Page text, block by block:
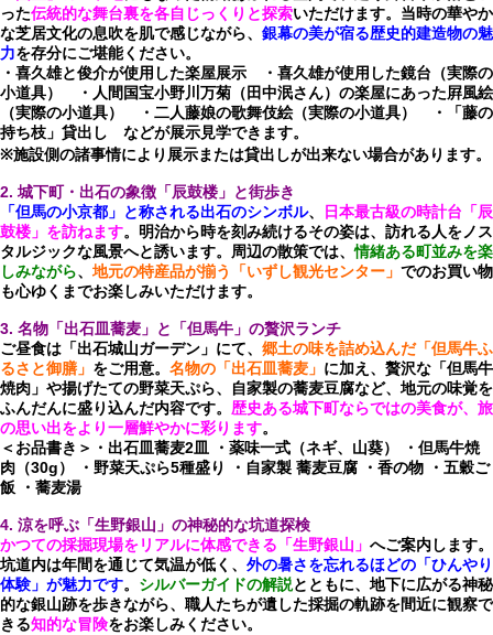
った伝統的な舞台裏を各自じっくりと探索いただけます。当時の華やか
な芝居文化の息吹を肌で感じながら、 銀幕の美が宿る歴史的建造物の魅
力を存分にご堪能ください。
・喜久雄と俊介が使用した楽屋展示 ・喜久雄が使用した鏡台（実際の
小道具） ・人間国宝小野川万菊（田中泯さん）の楽屋にあった屛風絵
（実際の小道具） ・二人藤娘の歌舞伎絵（実際の小道具） ・「藤の
持ち枝」貸出し などが展示見学できます。
※施設側の諸事情により展示または貸出しが出来ない場合があります。
2. 城下町・出石の象徴「辰鼓楼」と街歩き
「但馬の小京都」と称される出石のシンボル、
日本最古級の時計台「辰
鼓楼」を訪ねます。明治から時を刻み続けるその姿は、訪れる人をノス
タルジックな風景へと誘います。周辺の散策では、情緒ある町並みを楽
しみながら、 地元の特産品が揃う「いずし観光センター」 でのお買い物
も心ゆくまでお楽しみいただけます。
3. 名物「出石皿蕎麦」と「但馬牛」の贅沢ランチ
ご昼食は「出石城山ガーデン」にて、 郷土の味を詰め込んだ「但馬牛ふ
るさと御膳」 をご用意。 名物の「出石皿蕎麦」 に加え、贅沢な「但馬牛
焼肉」や揚げたての野菜天ぷら、自家製の蕎麦豆腐など、地元の味覚を
ふんだんに盛り込んだ内容です。 歴史ある城下町ならではの美食が、旅
の思い出をより一層鮮やかに彩ります。
＜お品書き＞・出石皿蕎麦2皿 ・薬味一式（ネギ、山葵） ・但馬牛焼
肉（30g） ・野菜天ぷら5種盛り ・自家製 蕎麦豆腐 ・香の物 ・五穀ご
飯 ・蕎麦湯
4. 涼を呼ぶ「生野銀山」の神秘的な坑道探検
かつての採掘現場をリアルに体感できる「生野銀山」 へご案内します。
坑道内は年間を通じて気温が低く、 外の暑さを忘れるほどの「ひんやり
体験」が魅力です。 シルバーガイドの解説とともに、地下に広がる神秘
的な銀山跡を歩きながら、職人たちが遺した採掘の軌跡を間近に観察で
きる知的な冒険をお楽しみください。